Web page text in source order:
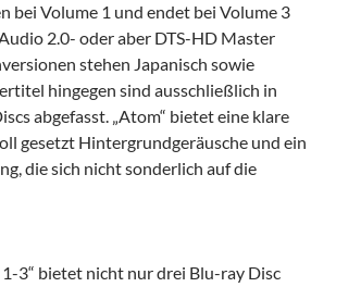
bei Volume 1 und endet bei Volume 3
2.0- oder aber DTS-HD Master
stehen Japanisch sowie
hingegen sind ausschließlich in
abgefasst. „Atom“ bietet eine klare
gesetzt Hintergrundgeräusche und ein
die sich nicht sonderlich auf die
3“ bietet nicht nur drei Blu-ray Disc